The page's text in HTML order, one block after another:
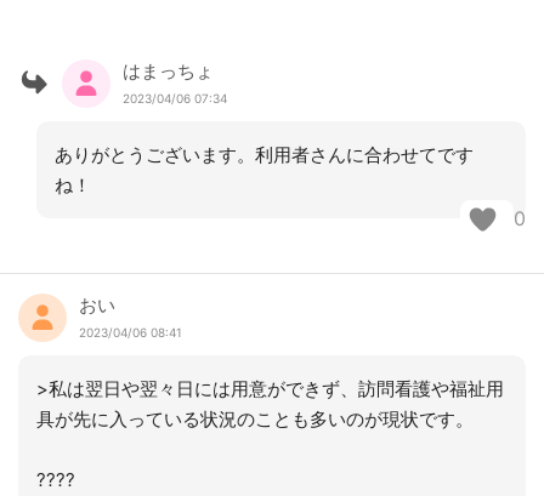
はまっちょ
2023/04/06 07:34
ありがとうございます。利用者さんに合わせてです
ね！
0
おい
2023/04/06 08:41
>私は翌日や翌々日には用意ができず、訪問看護や福祉用
具が先に入っている状況のことも多いのが現状です。
????